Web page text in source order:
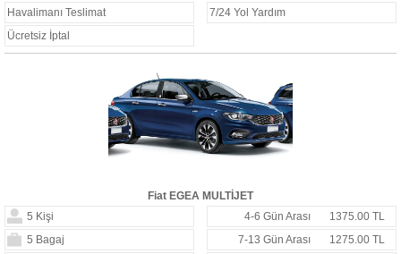
Havalimanı Teslimat
7/24 Yol Yardım
Ücretsiz İptal
Fiat EGEA MULTİJET
5 Kişi
4-6 Gün Arası
1375.00 TL
5 Bagaj
7-13 Gün Arası
1275.00 TL